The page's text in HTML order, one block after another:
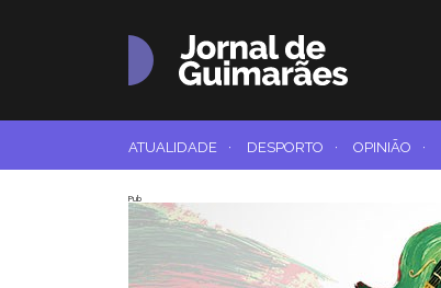
ATUALIDADE · DESPORTO · OPINIÃO ·
Pub